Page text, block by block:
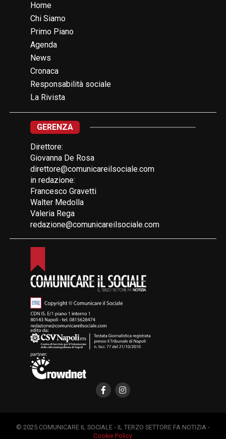
Home
Chi Siamo
Primo Piano
Agenda
News
Cronaca
Responsabilità sociale
La Rivista
GERENZA
Direttore:
Giovanna De Rosa
direttore@comunicareilsociale.com
in redazione:
Francesco Gravetti
Walter Medolla
Valeria Rega
redazione@comunicareilsociale.com
© 2025 COMUNICARE IL SOCIALE - IL TERZO SETTORE FA NOTIZIA -
Cookie Policy